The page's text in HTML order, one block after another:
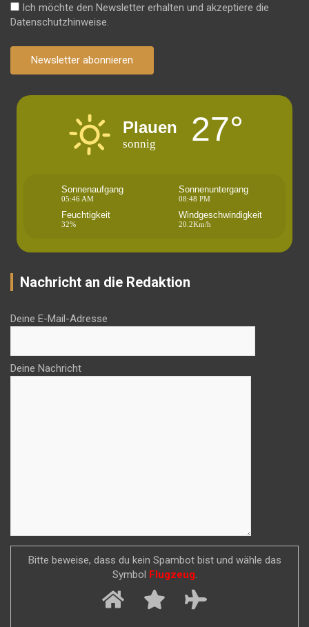
Ich möchte den Newsletter erhalten und akzeptiere die
Datenschutzhinweise.
Newsletter abonnieren
Plauen
sonnig 27°
Sonnenaufgang
05:46 AM
Sonnenuntergang
08:48 PM
Feuchtigkeit
32%
Windgeschwindigkeit
20.2Km/h
Nachricht an die Redaktion
Deine E-Mail-Adresse
Deine Nachricht
Bitte beweise, dass du kein Spambot bist und wähle das
Symbol Flugzeug.